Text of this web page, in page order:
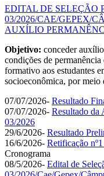
EDITAL DE SELEÇÃO
03/2026/CAE/GEPEX/
AUXÍLIO
Objetivo: conceder
condições de
formativo aos estudantes
socioeconômica, por
07/07/2026- Resultado
07/07/2026- Resultado da
03/2026
29/6/2026- Resultado
16/6/2026- Retificação
Cronograma
08/5/2026- Edital de